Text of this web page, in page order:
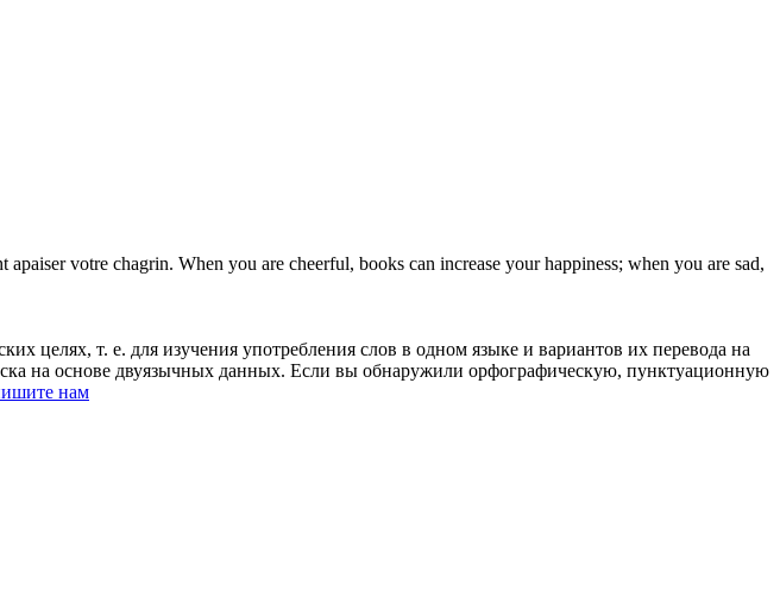
apaiser votre chagrin. When you are cheerful, books can increase your happiness; when you are sad,
целях, т. е. для изучения употребления слов в одном языке и вариантов их перевода на
на основе двуязычных данных. Если вы обнаружили орфографическую, пунктуационную
нам